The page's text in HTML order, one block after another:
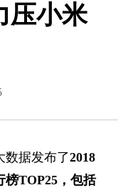
压小米
数据发布了2018
榜TOP25，包括